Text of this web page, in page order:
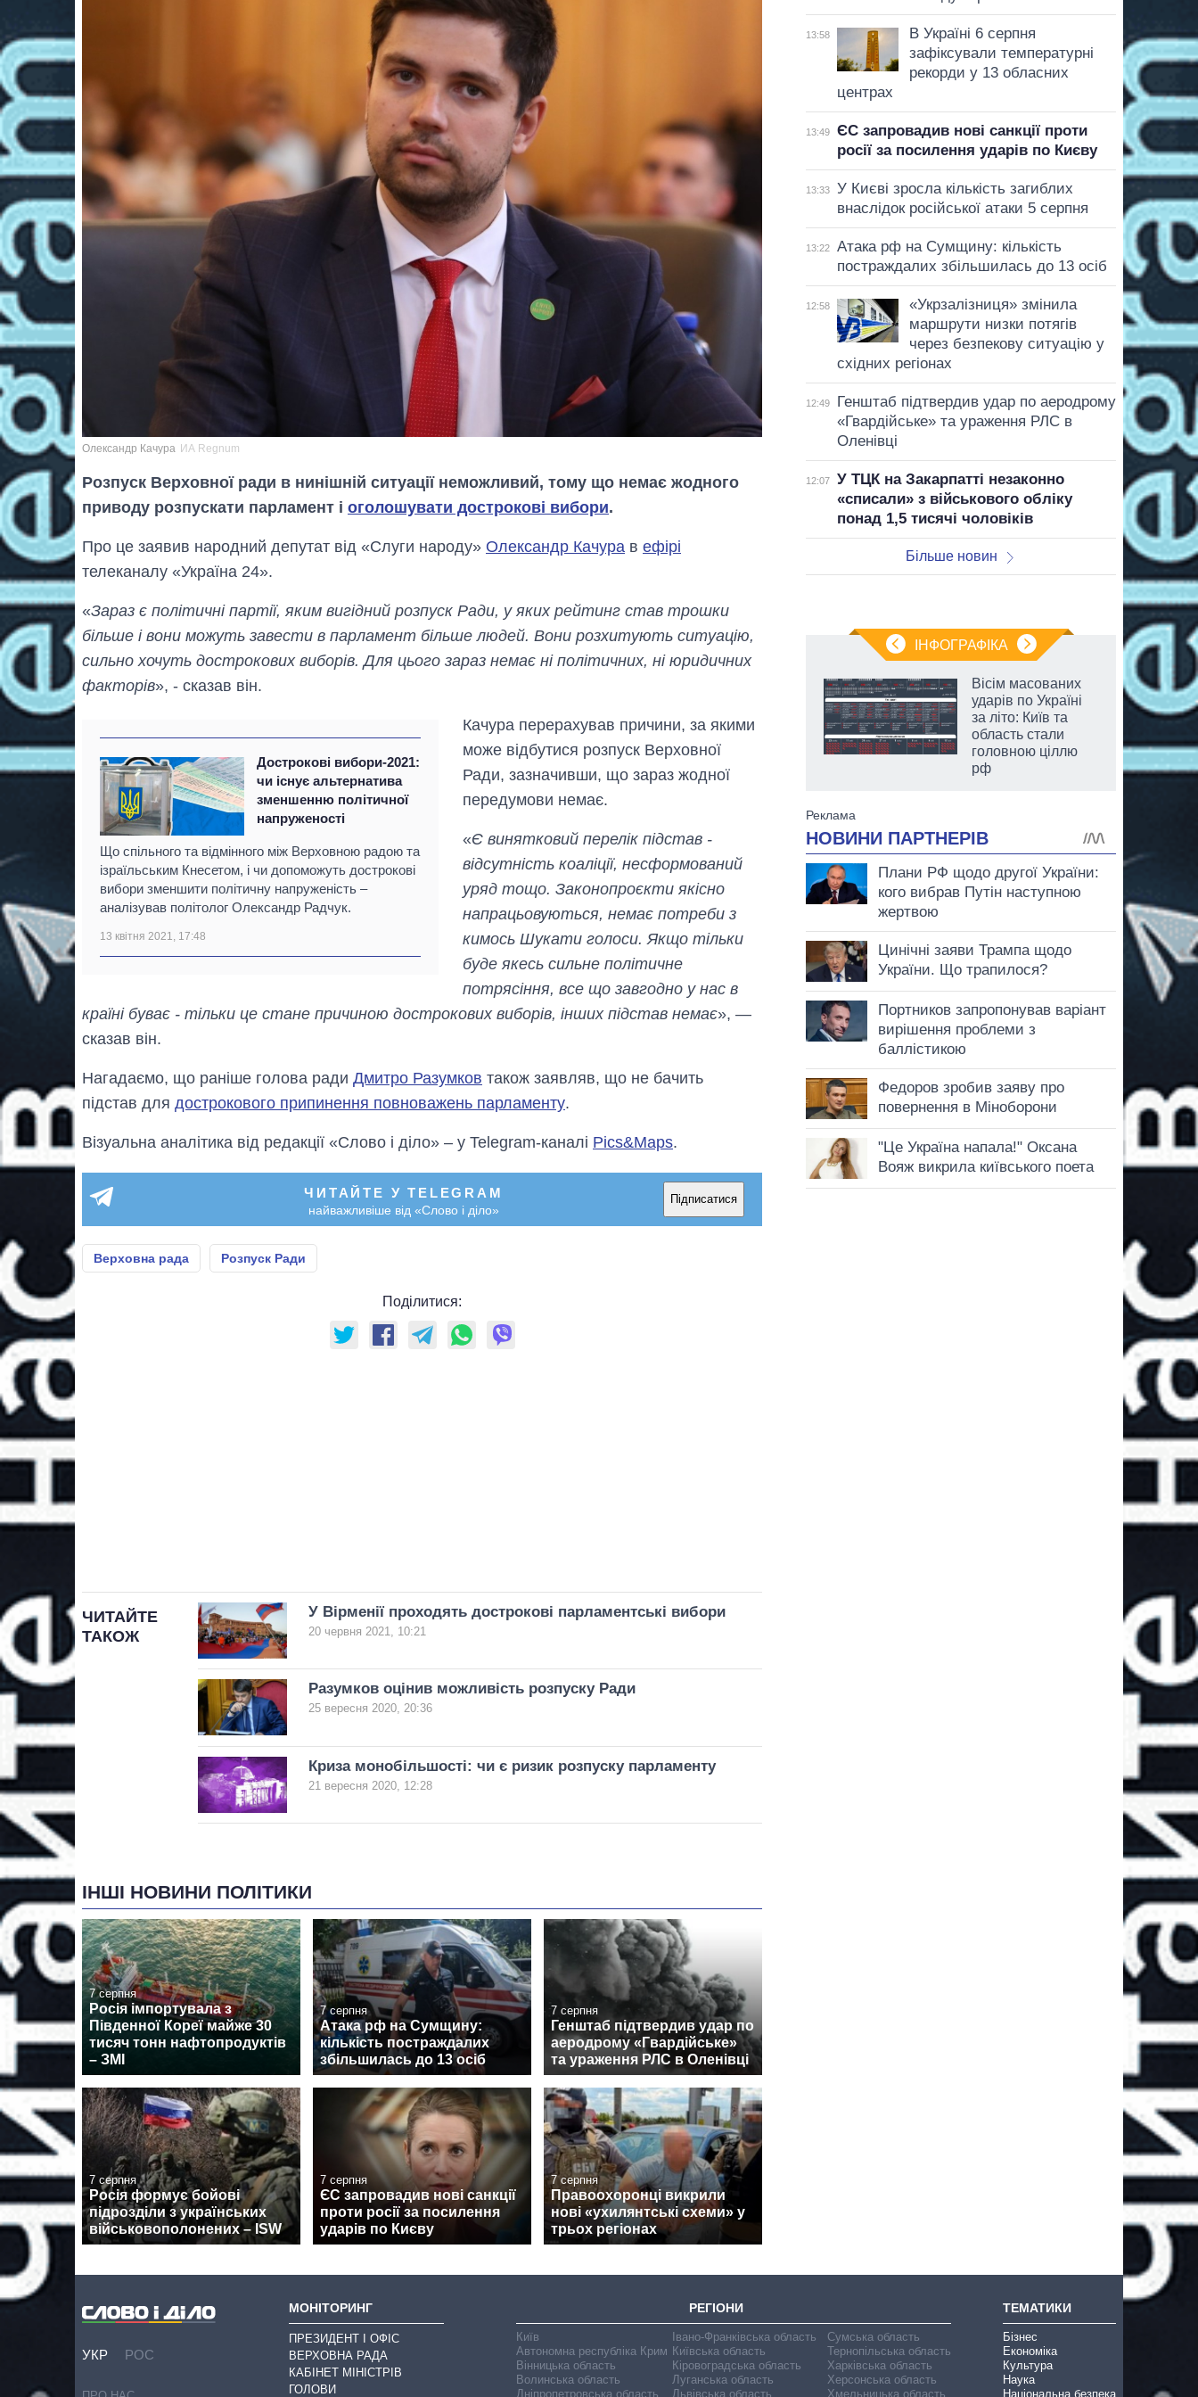
Олександр Качура ИА Regnum
Розпуск Верховної ради в нинішній ситуації неможливий, тому що немає жодного
приводу розпускати парламент і оголошувати дострокові вибори.
Про це заявив народний депутат від «Слуги народу» Олександр Качура в ефірі
телеканалу «Україна 24».
«Зараз є політичні партії, яким вигідний розпуск Ради, у яких рейтинг став трошки
більше і вони можуть завести в парламент більше людей. Вони розхитують ситуацію,
сильно хочуть дострокових виборів. Для цього зараз немає ні політичних, ні юридичних
факторів», - сказав він.
Дострокові вибори-2021:
чи існує альтернатива
зменшенню політичної
напруженості
Що спільного та відмінного між Верховною радою та
ізраїльським Кнесетом, і чи допоможуть дострокові
вибори зменшити політичну напруженість ‒
аналізував політолог Олександр Радчук.
13 квітня 2021, 17:48
Качура перерахував причини, за якими
може відбутися розпуск Верховної
Ради, зазначивши, що зараз жодної
передумови немає.
«Є винятковий перелік підстав -
відсутність коаліції, несформований
уряд тощо. Законопроєкти якісно
напрацьовуються, немає потреби з
кимось Шукати голоси. Якщо тільки
буде якесь сильне політичне
потрясіння, все що завгодно у нас в
країні буває - тільки це стане причиною дострокових виборів, інших підстав немає», —
сказав він.
Нагадаємо, що раніше голова ради Дмитро Разумков також заявляв, що не бачить
підстав для дострокового припинення повноважень парламенту.
Візуальна аналітика від редакції «Слово і діло» – у Telegram-каналі Pics&Maps.
ЧИТАЙТЕ У TELEGRAM
найважливіше від «Слово і діло»
Підписатися
Верховна рада Розпуск Ради
Поділитися:
ЧИТАЙТЕ
ТАКОЖ
У Вірменії проходять дострокові парламентські вибори
20 червня 2021, 10:21
Разумков оцінив можливість розпуску Ради
25 вересня 2020, 20:36
Криза монобільшості: чи є ризик розпуску парламенту
21 вересня 2020, 12:28
ІНШІ НОВИНИ ПОЛІТИКИ
7 серпня
Росія імпортувала з
Південної Кореї майже 30
тисяч тонн нафтопродуктів
– ЗМІ
7 серпня
Атака рф на Сумщину:
кількість постраждалих
збільшилась до 13 осіб
7 серпня
Генштаб підтвердив удар по
аеродрому «Гвардійське»
та ураження РЛС в Оленівці
7 серпня
Росія формує бойові
підрозділи з українських
військовополонених – ISW
7 серпня
ЄС запровадив нові санкції
проти росії за посилення
ударів по Києву
7 серпня
Правоохоронці викрили
нові «ухилянтські схеми» у
трьох регіонах
13:58
В Україні 6 серпня
зафіксували температурні
рекорди у 13 обласних
центрах
13:49
ЄС запровадив нові санкції проти
росії за посилення ударів по Києву
13:33
У Києві зросла кількість загиблих
внаслідок російської атаки 5 серпня
13:22
Атака рф на Сумщину: кількість
постраждалих збільшилась до 13 осіб
12:58
«Укрзалізниця» змінила
маршрути низки потягів
через безпекову ситуацію у
східних регіонах
12:49
Генштаб підтвердив удар по аеродрому
«Гвардійське» та ураження РЛС в
Оленівці
12:07
У ТЦК на Закарпатті незаконно
«списали» з військового обліку
понад 1,5 тисячі чоловіків
Більше новин
ІНФОГРАФІКА
оборони за 13
років війни з
росією
Вісім масованих
ударів по Україні
за літо: Київ та
область стали
головною ціллю
рф
УКР РОС
МОНІТОРИНГ
ПРЕЗИДЕНТ І ОФІС
ВЕРХОВНА РАДА
КАБІНЕТ МІНІСТРІВ
ГОЛОВИ
РЕГІОНИ
Київ
Автономна республіка Крим
Вінницька область
Волинська область
Дніпропетровська область
Івано-Франківська область
Київська область
Кіровоградська область
Луганська область
Львівська область
Сумська область
Тернопільська область
Харківська область
Херсонська область
Хмельницька область
ТЕМАТИКИ
Бізнес
Економіка
Культура
Наука
Національна безпека